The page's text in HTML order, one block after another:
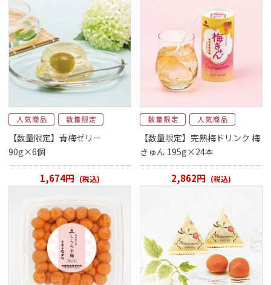
【数量限定】青梅ゼリー
90g×6個
1,674円 (税込)
【数量限定】完熟梅ドリンク 梅
きゅん 195g×24本
2,862円 (税込)